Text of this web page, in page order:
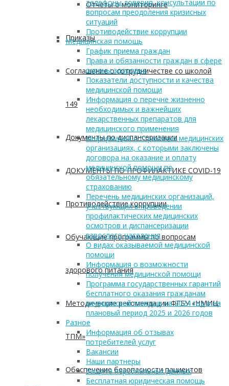
Отчеты о мониторинге
Приказы
Соглашение о сотрудничестве со школой
149
Документы по диспансеризации
ДОКУМЕНТЫ ПО ПРОФИЛАКТИКЕ COVID-19
Противодействие коррупции
Обучающие программы по вопросам
здорового питания
Методические рекомендации ФГБУ «НМИЦ
ТПМ»
Обеспечение безопасности пациентов
телефоны доверия, консультации по
вопросам преодоления кризисных
ситуаций
Противодействие коррупции
Медицинская помощь
График приема граждан
Права и обязанности граждан в сфере
охраны здоровья
Показатели доступности и качества
медицинской помощи
Информация о перечне жизненно
необходимых и важнейших
лекарственных препаратов для
медицинского применения
Информация о страховых медицинских
организациях, с которыми заключены
договора на оказание и оплату
медицинской помощи по
обязательному медицинскому
страхованию
Перечень медицинских организаций,
участвующих в проведении
профилактических медицинских
осмотров и диспансеризации
взрослого населения
О видах оказываемой медицинской
помощи
Информация о возможности
получения медицинской помощи
Программа государственных гарантий
бесплатного оказания гражданам
медицинской помощи на 2024 год и на
плановый период 2025 и 2026 годов
Разное
Информация об отзывах
потребителей услуг
Вакансии
Наши партнеры
Защита персональных данных
Бесплатная юридическая помощь